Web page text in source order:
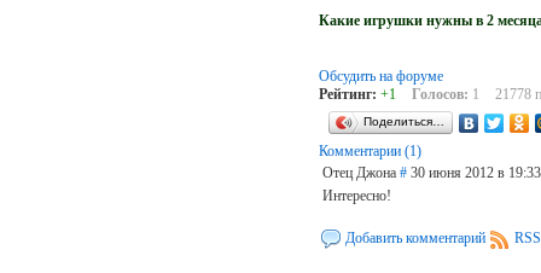
Какие игрушки нужны в 2
Обсудить на форуме
Рейтинг: +1 Голосов: 1 21778
Поделиться…
Комментарии (1)
Отец Джона # 30 июня 2012 в 19:33
Интересно!
Добавить комментарий